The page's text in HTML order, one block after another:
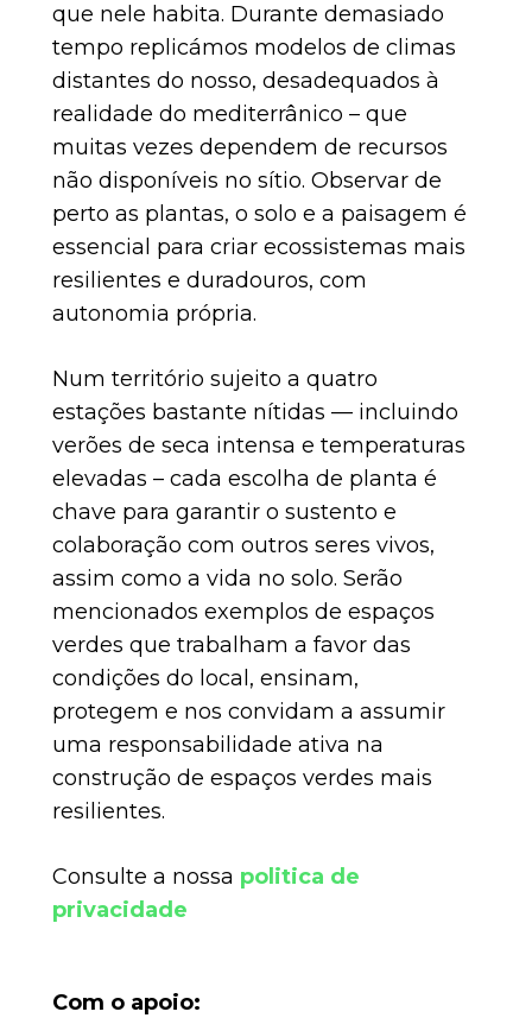
que nele habita. Durante demasiado
tempo replicámos modelos de climas
distantes do nosso, desadequados à
realidade do mediterrânico – que
muitas vezes dependem de recursos
não disponíveis no sítio. Observar de
perto as plantas, o solo e a paisagem é
essencial para criar ecossistemas mais
resilientes e duradouros, com
autonomia própria.
Num território sujeito a quatro
estações bastante nítidas — incluindo
verões de seca intensa e temperaturas
elevadas – cada escolha de planta é
chave para garantir o sustento e
colaboração com outros seres vivos,
assim como a vida no solo. Serão
mencionados exemplos de espaços
verdes que trabalham a favor das
condições do local, ensinam,
protegem e nos convidam a assumir
uma responsabilidade ativa na
construção de espaços verdes mais
resilientes.
Consulte a nossa politica de
privacidade
Com o apoio: